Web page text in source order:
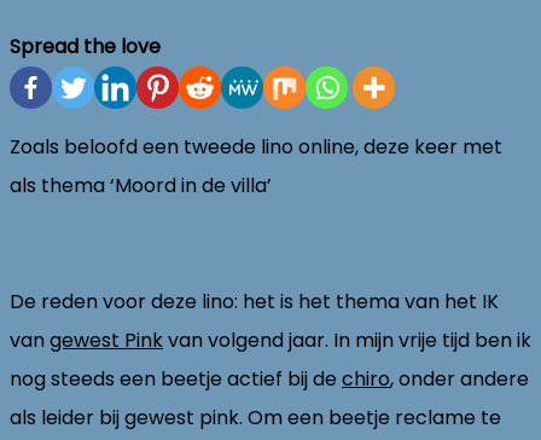
Spread the love
Zoals beloofd een tweede lino online, deze keer met
als thema ‘Moord in de villa’
De reden voor deze lino: het is het thema van het IK
vangewest Pinkvan volgend jaar. In mijn vrije tijd ben ik
nog steeds een beetje actief bij de chiro, onder andere
als leider bij gewest pink. Om een beetje reclame te